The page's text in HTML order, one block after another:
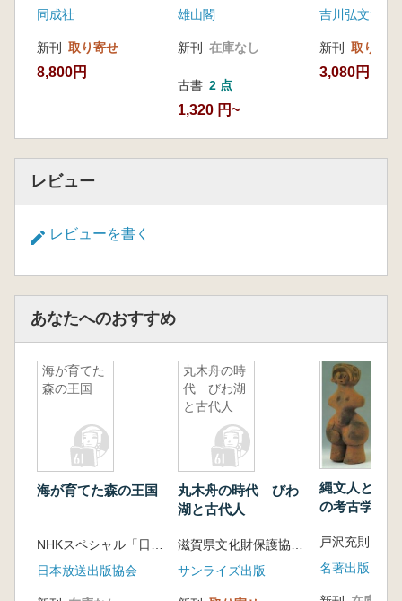
2.海を渡ったクリ
第6章 クリは日本人と共に
1.弥生時代のクリ
4.日本人とクリの未来
参考文献
あとがき
同成社
新刊 取り寄せ
8,800円
雄山閣
新刊 在庫なし
古書 2 点
1,320 円~
吉川弘文館
新刊 取り寄せ
3,080円
レビュー
レビューを書く
あなたへのおすすめ
海が育てた
森の王国
海が育てた森の王国
日本放送出版協会
丸木舟の時
代 びわ湖
と古代人
丸木舟の時代 びわ
湖と古代人
サンライズ出版
縄文人との
の考古学手帖
戸沢充則 著
名著出版